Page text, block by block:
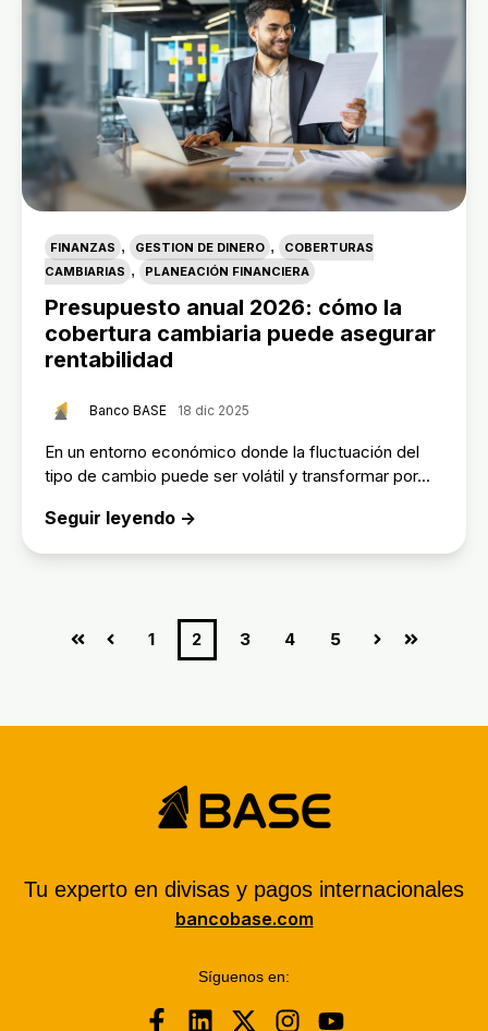
FINANZAS , GESTION DE DINERO ,
COBERTURAS
CAMBIARIAS , PLANEACIÓN FINANCIERA
Presupuesto anual 2026: cómo la
cobertura cambiaria puede asegurar
rentabilidad
Banco BASE 18 dic 2025
En un entorno económico donde la fluctuación del
tipo de cambio puede ser volátil y transformar por...
Seguir leyendo →
PrincipioAnterior
1 2 3 4 5
Siguiente
Último
Tu experto en divisas y pagos internacionales
bancobase.com
Síguenos en: